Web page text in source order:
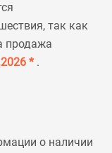
так как
продажа
* .
о наличии